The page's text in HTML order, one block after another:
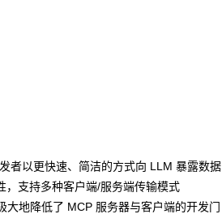
者以更快速、简洁的方式向 LLM 暴露数据
，支持多种客户端/服务端传输模式
大地降低了 MCP 服务器与客户端的开发门